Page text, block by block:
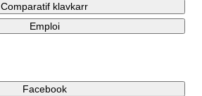
Comparatif klavkarr
Emploi
Facebook